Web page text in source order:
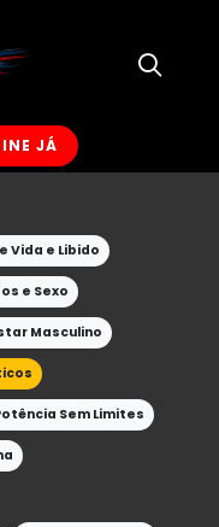
JÁ
Vida e Libido
e Sexo
Masculino
Sem Limites